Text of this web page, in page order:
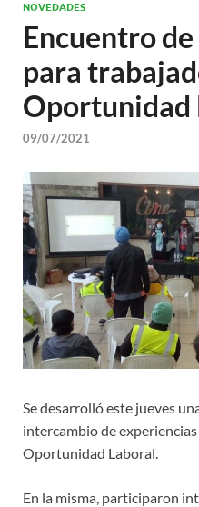
NOVEDADES
Encuentro
para
Oportunidad
09/07/2021
Se desarrolló este jueves
intercambio de
Oportunidad Laboral.
En la misma, participaron